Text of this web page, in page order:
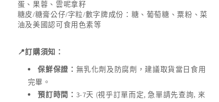
蛋、果蓉、雲呢拿籽
糖皮/糖膏公仔/字粒/數字牌成份：糖、葡萄糖、粟粉、菜
油及美國認可食用色素等
📍訂購須知：
保鮮保證： 無乳化劑及防腐劑，建議取貨當日食用
完畢。
預訂時間： 3-7天 (視乎訂單而定,急單請先查詢, 來